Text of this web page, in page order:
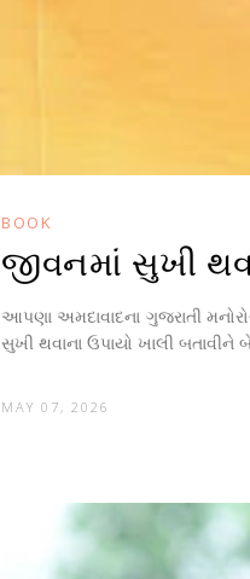
BOOK
જીવનમાં સુખી
આપણા અમદાવાદના ગુજરાતી
સુખી થવાના ઉપાયો ખાલી બતાવીને
MAY 07, 2026